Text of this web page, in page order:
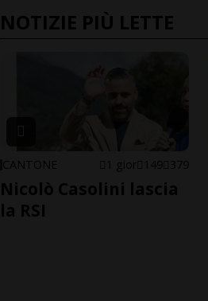
NOTIZIE PIÙ LETTE
CANTONE 1 gior 149 379
Nicolò Casolini lascia
la RSI